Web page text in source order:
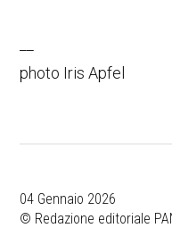
photo Iris Apfel
04 Gennaio 2026
© Redazione editoriale